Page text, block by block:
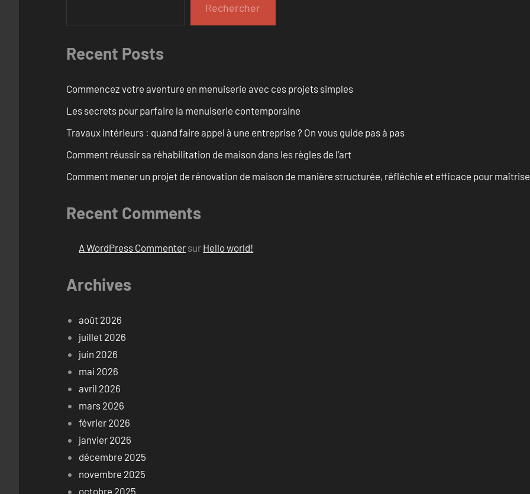
Rechercher
Recent Posts
Commencez votre aventure en menuiserie avec ces projets simples
Les secrets pour parfaire la menuiserie contemporaine
Travaux intérieurs : quand faire appel à une entreprise ? On vous guide pas à pas
Comment réussir sa réhabilitation de maison dans les règles de l’art
Comment mener un projet de rénovation de maison de manière structurée, réfléchie et efficace pour
Recent Comments
A WordPress Commenter sur Hello world!
Archives
août 2026
juillet 2026
juin 2026
mai 2026
avril 2026
mars 2026
février 2026
janvier 2026
décembre 2025
novembre 2025
octobre 2025